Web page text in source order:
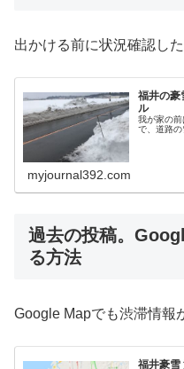
出かける前に状況確認し
福井の
ル
我が家の
で、道路の
myjournal392.com
過去の投稿。
る方法
Google Mapでも渋滞情報
福井豪雪